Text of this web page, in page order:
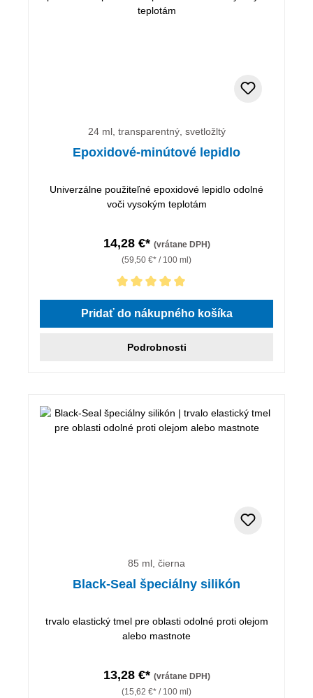
24 ml, transparentný, svetložltý
Epoxidové-minútové lepidlo
Univerzálne použiteľné epoxidové lepidlo odolné
voči vysokým teplotám
14,28 €* (vrátane DPH)
(59,50 €* / 100 ml)
Priemerné hodnotenie 5 z 5 hviezdičiek
Pridať do nákupného košíka
Podrobnosti
85 ml, čierna
Black-Seal špeciálny silikón
trvalo elastický tmel pre oblasti odolné proti olejom
alebo mastnote
13,28 €* (vrátane DPH)
(15,62 €* / 100 ml)